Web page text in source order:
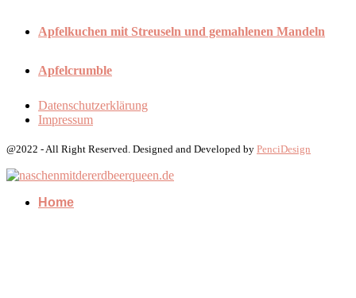
Apfelkuchen mit Streuseln und gemahlenen Mandeln
Apfelcrumble
Datenschutzerklärung
Impressum
@2022 - All Right Reserved. Designed and Developed by PenciDesign
Home